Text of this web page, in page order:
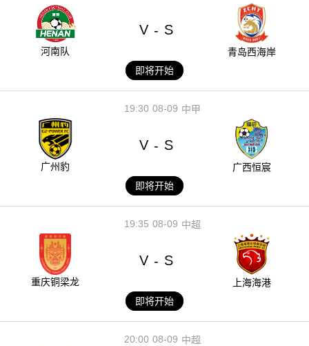
河南队
V - S
青岛西海岸
即将开始
08-09
19:30 中甲
广州豹
V - S
广西恒宸
即将开始
08-09
19:35 中超
重庆铜梁龙
V - S
上海海港
即将开始
08-09
20:00 中超